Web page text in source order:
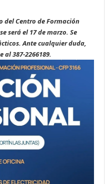
del Centro de Formación
será el 17 de marzo. Se
Ante cualquier duda,
al 387-2266189.